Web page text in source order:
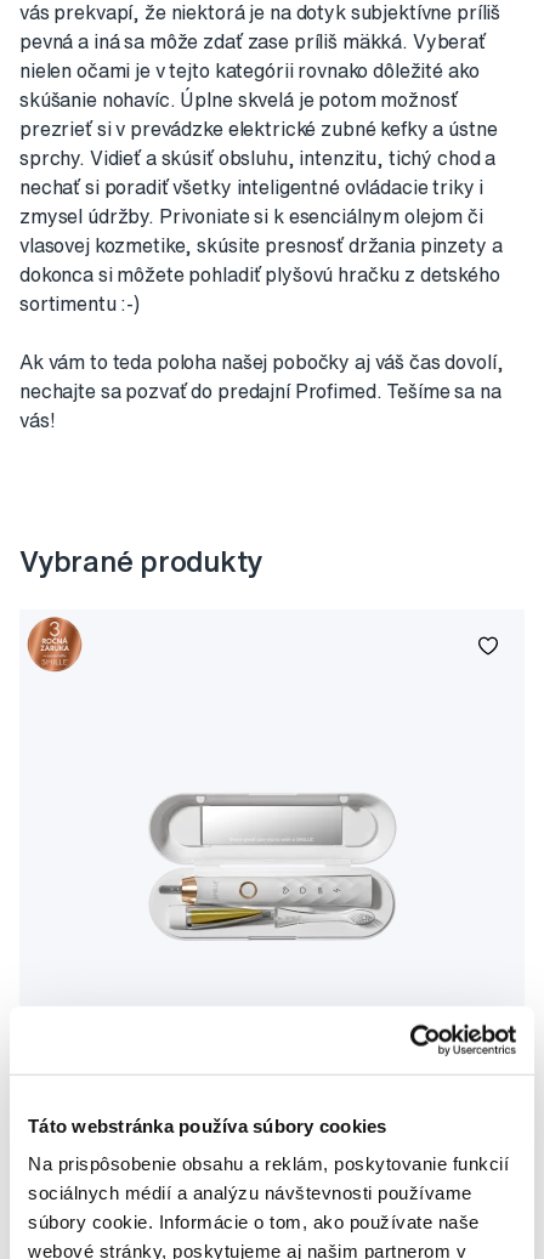
Táto webstránka používa súbory cookies
Na prispôsobenie obsahu a reklám, poskytovanie funkcií
sociálnych médií a analýzu návštevnosti používame
súbory cookie. Informácie o tom, ako používate naše
webové stránky, poskytujeme aj našim partnerom v
vás prekvapí, že niektorá je na dotyk subjektívne príliš
pevná a iná sa môže zdať zase príliš mäkká. Vyberať
nielen očami je v tejto kategórii rovnako dôležité ako
skúšanie nohavíc. Úplne skvelá je potom možnosť
prezrieť si v prevádzke elektrické zubné kefky a ústne
sprchy. Vidieť a skúsiť obsluhu, intenzitu, tichý chod a
nechať si poradiť všetky inteligentné ovládacie triky i
zmysel údržby. Privoniate si k esenciálnym olejom či
vlasovej kozmetike, skúsite presnosť držania pinzety a
dokonca si môžete pohladiť plyšovú hračku z detského
sortimentu :-)
Ak vám to teda poloha našej pobočky aj váš čas dovolí,
nechajte sa pozvať do predajní Profimed. Tešíme sa na
vás!
Vybrané produkty
SMILLE Sonic Brush - Prémiová sonická kefka s kónickými
vláknami SANGI, biela
149,99 €